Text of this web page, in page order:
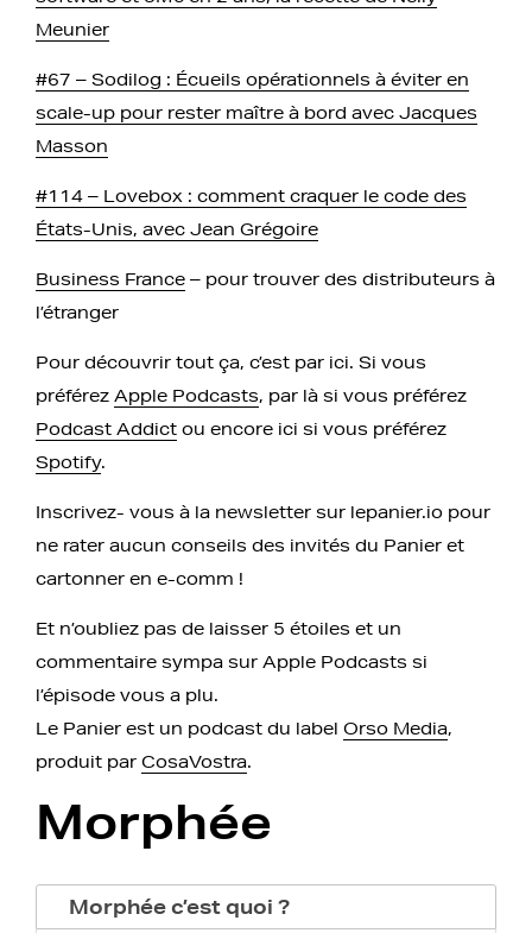
Meunier
#67 – Sodilog : Écueils opérationnels à éviter en
scale-up pour rester maître à bord avec Jacques
Masson
#114 – Lovebox : comment craquer le code des
États-Unis, avec Jean Grégoire
Business France – pour trouver des distributeurs à
l’étranger
Pour découvrir tout ça, c’est par ici. Si vous
préférez Apple Podcasts, par là si vous préférez
Podcast Addict ou encore ici si vous préférez
Spotify.
Inscrivez- vous à la newsletter sur lepanier.io pour
ne rater aucun conseils des invités du Panier et
cartonner en e-comm !
Et n’oubliez pas de laisser 5 étoiles et un
commentaire sympa sur Apple Podcasts si
l’épisode vous a plu.
Le Panier est un podcast du label Orso Media,
produit par CosaVostra.
Morphée
Morphée c’est quoi ?